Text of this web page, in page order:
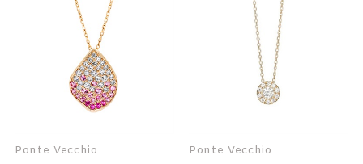
Ponte Vecchio Ponte Vecchio